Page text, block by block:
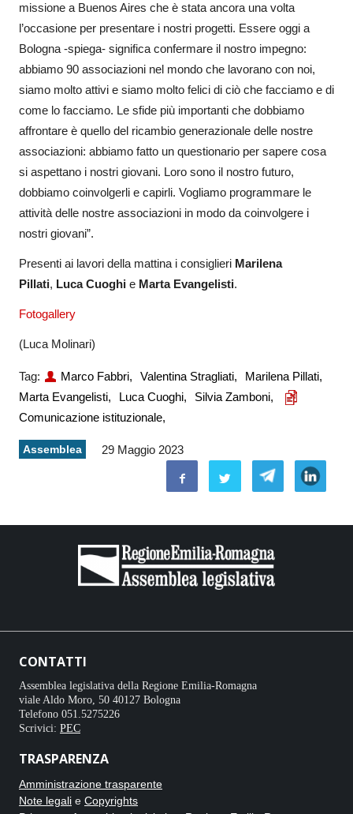
missione a Buenos Aires che è stata ancora una volta
l’occasione per presentare i nostri progetti. Essere oggi a
Bologna -spiega- significa confermare il nostro impegno:
abbiamo 90 associazioni nel mondo che lavorano con noi,
siamo molto attivi e siamo molto felici di ciò che facciamo e di
come lo facciamo. Le sfide più importanti che dobbiamo
affrontare è quello del ricambio generazionale delle nostre
associazioni: abbiamo fatto un questionario per sapere cosa
si aspettano i nostri giovani. Loro sono il nostro futuro,
dobbiamo coinvolgerli e capirli. Vogliamo programmare le
attività delle nostre associazioni in modo da coinvolgere i
nostri giovani”.
Presenti ai lavori della mattina i consiglieri Marilena
Pillati, Luca Cuoghi e Marta Evangelisti.
Fotogallery
(Luca Molinari)
Tag: Marco Fabbri, Valentina Stragliati,
Marilena Pillati,
Marta Evangelisti,
Luca Cuoghi,
Silvia Zamboni,
Comunicazione istituzionale,
Assemblea 29 Maggio 2023
CONTATTI
Assemblea legislativa della Regione Emilia-Romagna
viale Aldo Moro, 50 40127 Bologna
Telefono 051.5275226
Scrivici: PEC
TRASPARENZA
Amministrazione trasparente
Note legali e Copyrights